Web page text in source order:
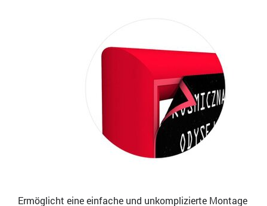
Ermöglicht eine einfache und unkomplizierte Montage